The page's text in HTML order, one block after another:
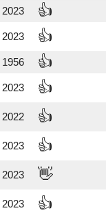
2023 👍
2023 👍
1956 👍
2023 👍
2022 👍
2023 👍
2023 👋
2023 👍